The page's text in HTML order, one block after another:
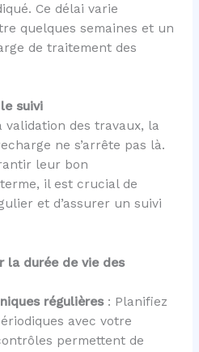
Ce délai varie
quelques semaines et un
de traitement des
suivi
validation des travaux, la
ne s’arrête pas là.
leur bon
il est crucial de
et d’assurer un suivi
la durée de vie des
régulières: Planifiez
avec votre
permettent de